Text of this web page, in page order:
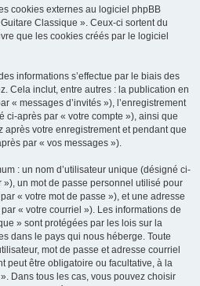
cookies externes au logiciel phpBB
Classique ». Ceux-ci sortent du
que les cookies créés par le logiciel
informations s’effectue par le biais des
Cela inclut, entre autres : la publication en
« messages d’invités »), l’enregistrement
ci-après par « votre compte »), ainsi que
après votre enregistrement et pendant que
par « vos messages »).
: un nom d’utilisateur unique (désigné ci-
»), un mot de passe personnel utilisé pour
« votre mot de passe »), et une adresse
« votre courriel »). Les informations de
» sont protégées par les lois sur la
dans le pays qui nous héberge. Toute
mot de passe et adresse courriel
peut être obligatoire ou facultative, à la
Dans tous les cas, vous pouvez choisir